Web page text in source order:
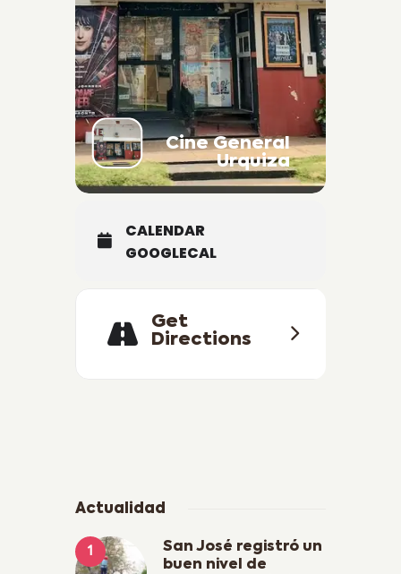
Cine General
Urquiza
CALENDAR
GOOGLECAL
Get
Directions
Actualidad
San José registró un
buen nivel de